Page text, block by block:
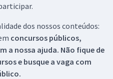
dos nossos conteúdos:
concursos públicos,
a nossa ajuda. Não fique de
e busque a vaga com